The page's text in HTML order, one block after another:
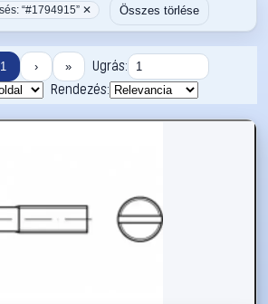
“#1794915” ✕ Összes törlése
1 › »
Ugrás:
Rendezés: